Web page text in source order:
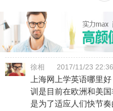
徐相 2017/11/23
上海网上学英语哪里
训是目前在欧洲和美
是为了适应人们快节